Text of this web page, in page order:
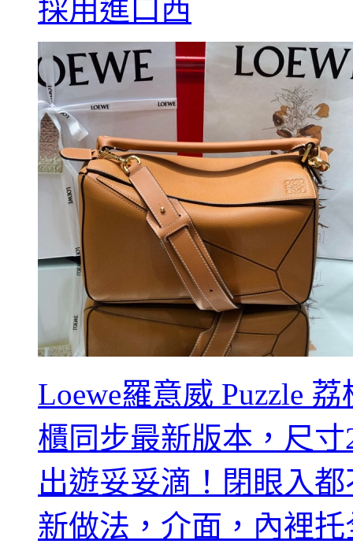
採用進口西
Loewe羅意威 Puzzle
櫃同步最新版本，尺
出遊妥妥滴！閉眼入
新做法，介面，內裡